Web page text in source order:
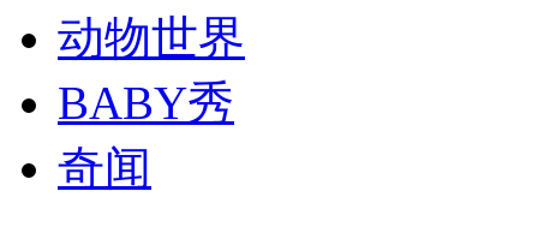
纽约上演“枕头大战”
司机酒驾遇交警 急速倒车逃窜
动物世界
BABY秀
奇闻